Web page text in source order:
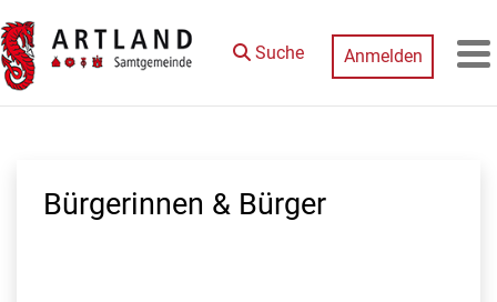
Zum Hauptinhalt springen
Suche Anmelden
Bürgerinnen & Bürger